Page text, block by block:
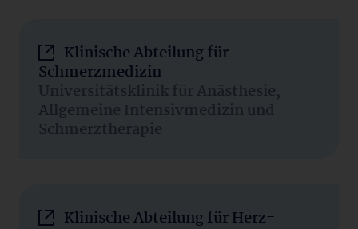
Klinische Abteilung für
Schmerzmedizin
Universitätsklinik für Anästhesie,
Allgemeine Intensivmedizin und
Schmerztherapie
Klinische Abteilung für Herz-